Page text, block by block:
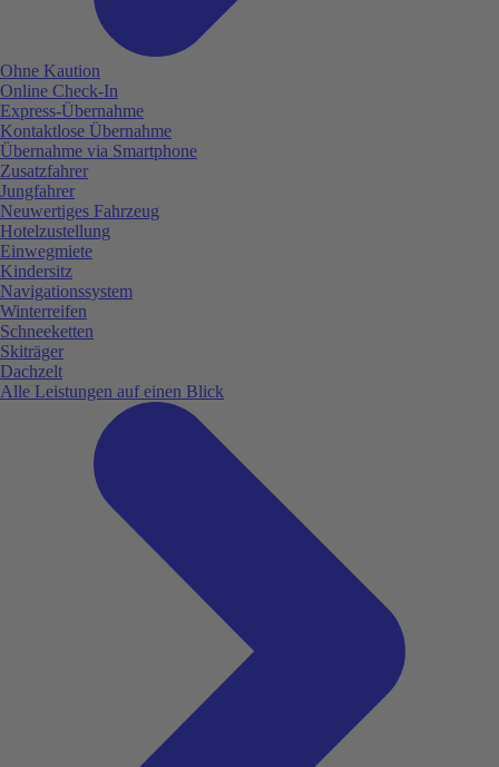
Ohne Kaution
Online Check-In
Express-Übernahme
Kontaktlose Übernahme
Übernahme via Smartphone
Zusatzfahrer
Jungfahrer
Neuwertiges Fahrzeug
Hotelzustellung
Einwegmiete
Kindersitz
Navigationssystem
Winterreifen
Schneeketten
Skiträger
Dachzelt
Alle Leistungen auf einen Blick